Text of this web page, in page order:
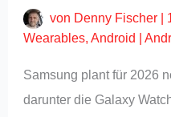
von Denny Fischer
Wearables,Android |
Samsung plant für 2026
darunter die Galaxy